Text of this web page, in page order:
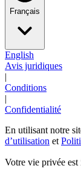
Français
English
Avis juridiques
|
Conditions
|
Confidentialité
En utilisant notre
d’utilisation et
Votre vie privée est